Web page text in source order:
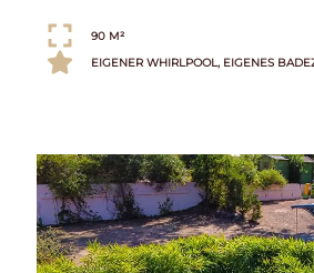
90 M²
EIGENER WHIRLPOOL, EIGENES